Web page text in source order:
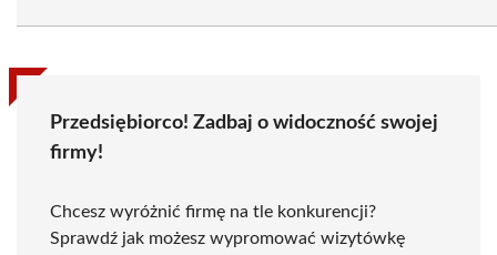
Przedsiębiorco! Zadbaj o widoczność swojej
firmy!
Chcesz wyróżnić firmę na tle konkurencji?
Sprawdź jak możesz wypromować wizytówkę